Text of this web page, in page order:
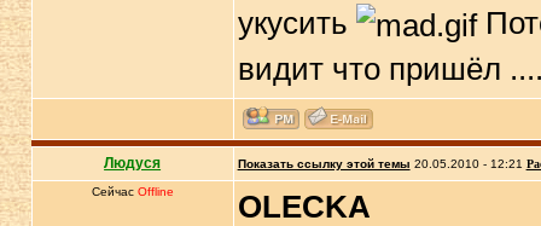
укусить
видит что пришёл
Людуся Показать ссылку этой темы 20.05.2010 - 12:21
Сейчас Offline
OLECKA